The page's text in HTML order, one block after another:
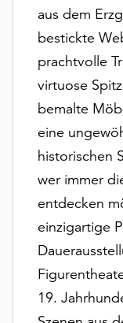
verwendeten
anpassen,
erreichen
Einstellungen
über
Schaltfläche
Weitere
Informationen
finden
aus dem
bestickte
prachtvolle
virtuose
bemalte
eine
historischen
wer immer
entdecken
einzigartige
19.